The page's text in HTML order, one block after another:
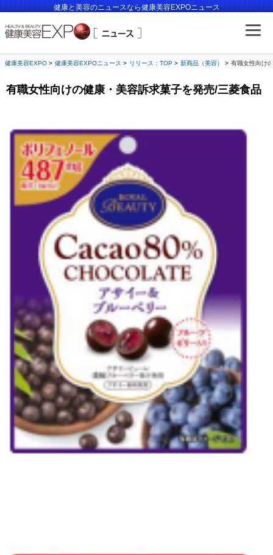
健康と美容のニュースなら健康美容EXPOニュース
健康美容EXPO 健康美容EXPOニュース リリース：TOP 新商品（美容） 有職女性向け
有職女性向けの健康・美容訴求菓子を発売/三菱食品